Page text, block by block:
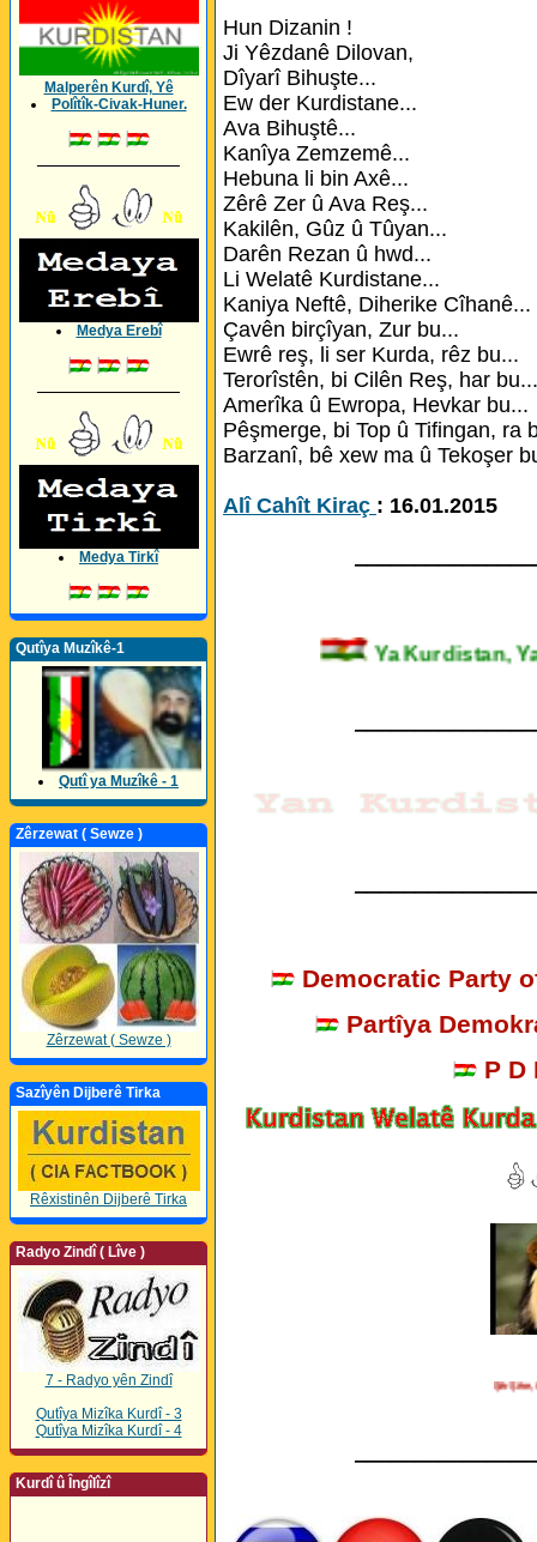
Malperên Kurdî, Yê
Polîtîk-Civak-Huner.
Medya Erebî
Medya Tirkî
Qutîya Muzîkê-1
Qutî ya Muzîkê - 1
Zêrzewat ( Sewze )
Zêrzewat ( Sewze )
Sazîyên Dijberê Tirka
Rêxistinên Dijberê Tirka
Radyo Zindî ( Lîve )
7 - Radyo yên Zindî
Qutîya Mizîka Kurdî - 3
Qutîya Mizîka Kurdî - 4
Kurdî û Îngîlîzî
Hun Dizanin !
Ji Yêzdanê Dilovan,
Dîyarî Bihuşte...
Ew der Kurdistane...
Ava Bihuştê...
Kanîya Zemzemê...
Hebuna li bin Axê...
Zêrê Zer û Ava Reş...
Kakilên, Gûz û Tûyan...
Darên Rezan û hwd...
Li Welatê Kurdistane...
Kaniya Neftê, Diherike Cîhanê...
Çavên birçîyan, Zur bu...
Ewrê reş, li ser Kurda, rêz bu...
Terorîstên, bi Cilên Reş, har bu...
Amerîka û Ewropa, Hevkar bu...
Pêşmerge, bi Top û Tifingan, ra
Barzanî, bê xew ma û Tekoşer
Alî Cahît Kiraç : 16.01.2015
Ya
Democratic Party
Partîya
P D
Şêr Şêre, Çi